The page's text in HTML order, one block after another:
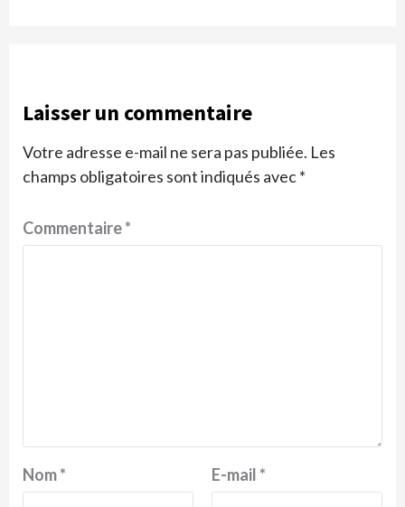
Laisser un commentaire
Votre adresse e-mail ne sera pas publiée. Les
champs obligatoires sont indiqués avec*
Commentaire*
Nom* E-mail*